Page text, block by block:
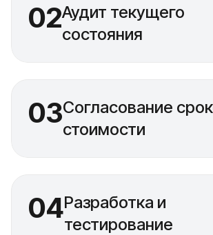
02Аудит текущего
состояния
03Согласование
стоимости
04Разработка и
тестирование